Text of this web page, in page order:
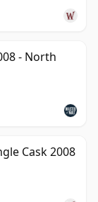
- North
Cask 2008